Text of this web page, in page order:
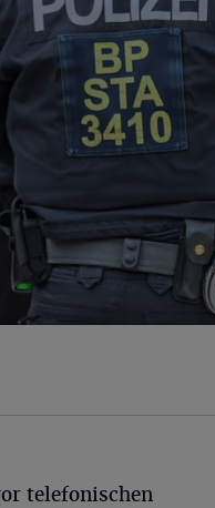
telefonischen